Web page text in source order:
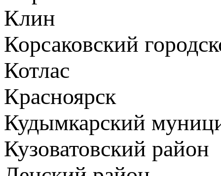
Клин
Корсаковский
Котлас
Красноярск
Кудымкарский
Кузоватовский район